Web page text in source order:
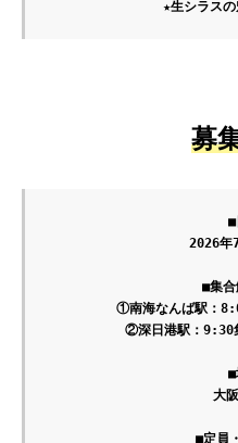
★生シラス
募
■
■集
①南海なんば駅：
②深日港駅：9:30
■
■定員